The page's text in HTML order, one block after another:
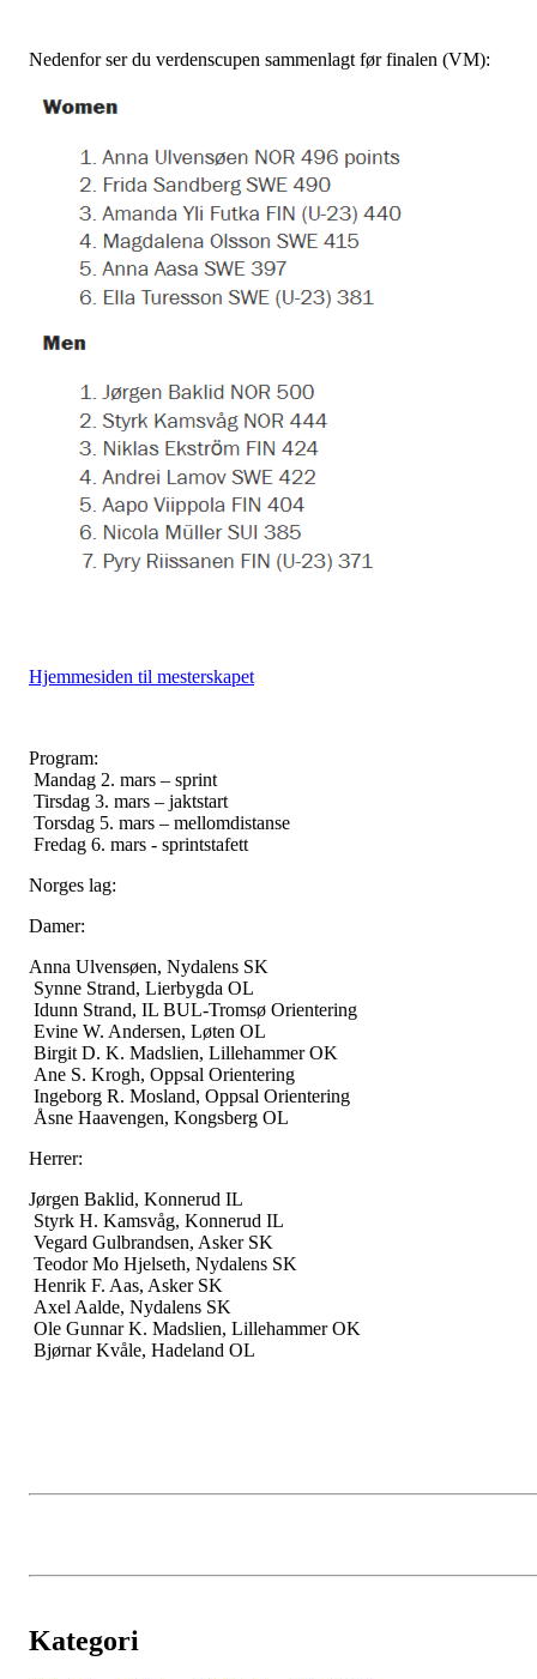
Nedenfor ser du verdenscupen sammenlagt før finalen (VM):
Hjemmesiden til mesterskapet
Program:
Mandag 2. mars – sprint
Tirsdag 3. mars – jaktstart
Torsdag 5. mars – mellomdistanse
Fredag 6. mars - sprintstafett
Norges lag:
Damer:
Anna Ulvensøen, Nydalens SK
Synne Strand, Lierbygda OL
Idunn Strand, IL BUL-Tromsø Orientering
Evine W. Andersen, Løten OL
Birgit D. K. Madslien, Lillehammer OK
Ane S. Krogh, Oppsal Orientering
Ingeborg R. Mosland, Oppsal Orientering
Åsne Haavengen, Kongsberg OL
Herrer:
Jørgen Baklid, Konnerud IL
Styrk H. Kamsvåg, Konnerud IL
Vegard Gulbrandsen, Asker SK
Teodor Mo Hjelseth, Nydalens SK
Henrik F. Aas, Asker SK
Axel Aalde, Nydalens SK
Ole Gunnar K. Madslien, Lillehammer OK
Bjørnar Kvåle, Hadeland OL
Kategori